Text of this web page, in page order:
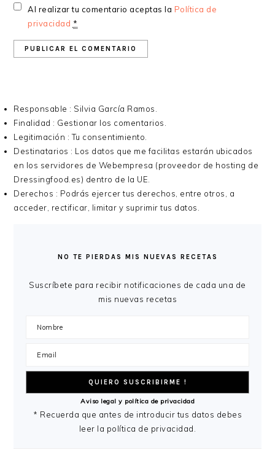
Al realizar tu comentario aceptas la Política de
privacidad *
Responsable : Silvia García Ramos.
Finalidad : Gestionar los comentarios.
Legitimación : Tu consentimiento.
Destinatarios : Los datos que me facilitas estarán ubicados
en los servidores de Webempresa (proveedor de hosting de
Dressingfood.es) dentro de la UE.
Derechos : Podrás ejercer tus derechos, entre otros, a
acceder, rectificar, limitar y suprimir tus datos.
PRINCIPALNO TE PIERDAS MIS NUEVAS RECETAS
Suscríbete para recibir notificaciones de cada una de
mis nuevas recetas
Aviso legal y política de privacidad
* Recuerda que antes de introducir tus datos debes
leer la política de privacidad.